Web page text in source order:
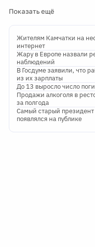
Показать ещё
Жителям Камчатки на
интернет
Жару в Европе назвали
наблюдений
В Госдуме заявили, что
из их зарплаты
До 13 выросло число
Продажи алкоголя в
за полгода
Самый старый
появлялся на публике